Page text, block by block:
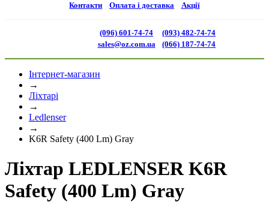
Контакти Оплата і доставка Акції
(096) 601-74-74
sales@oz.com.ua
(093) 482-74-74
(066) 187-74-74
Інтернет-магазин
→
Ліхтарі
→
Ledlenser
→
K6R Safety (400 Lm) Gray
Ліхтар LEDLENSER K6R
Safety (400 Lm) Gray